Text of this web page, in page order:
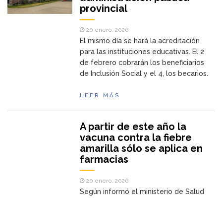
provincial
20 enero, 2026
El mismo día se hará la acreditación
para las instituciones educativas. El 2
de febrero cobrarán los beneficiarios
de Inclusión Social y el 4, los becarios.
LEER MÁS
A partir de este año la
vacuna contra la fiebre
amarilla sólo se aplica en
farmacias
20 enero, 2026
Según informó el ministerio de Salud